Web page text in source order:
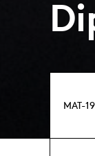
MAT-19